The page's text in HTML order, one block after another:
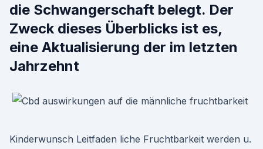
die Schwangerschaft belegt. Der
Zweck dieses Überblicks ist es,
eine Aktualisierung der im letzten
Jahrzehnt
Kinderwunsch Leitfaden liche Fruchtbarkeit werden u.